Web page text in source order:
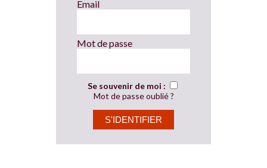
Email
Mot de passe
Se souvenir de moi :
Mot de passe oublié ?